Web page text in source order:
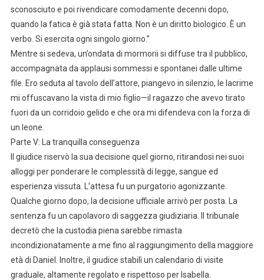
sconosciuto e poi rivendicare comodamente decenni dopo,
quando la fatica è già stata fatta. Non è un diritto biologico. È un
verbo. Si esercita ogni singolo giorno.”
Mentre si sedeva, un’ondata di mormorii si diffuse tra il pubblico,
accompagnata da applausi sommessi e spontanei dalle ultime
file. Ero seduta al tavolo dell’attore, piangevo in silenzio, le lacrime
mi offuscavano la vista di mio figlio—il ragazzo che avevo tirato
fuori da un corridoio gelido e che ora mi difendeva con la forza di
un leone.
Parte V: La tranquilla conseguenza
Il giudice riservò la sua decisione quel giorno, ritirandosi nei suoi
alloggi per ponderare le complessità di legge, sangue ed
esperienza vissuta. L’attesa fu un purgatorio agonizzante.
Qualche giorno dopo, la decisione ufficiale arrivò per posta. La
sentenza fu un capolavoro di saggezza giudiziaria. Il tribunale
decretò che la custodia piena sarebbe rimasta
incondizionatamente a me fino al raggiungimento della maggiore
età di Daniel. Inoltre, il giudice stabilì un calendario di visite
graduale, altamente regolato e rispettoso per Isabella.